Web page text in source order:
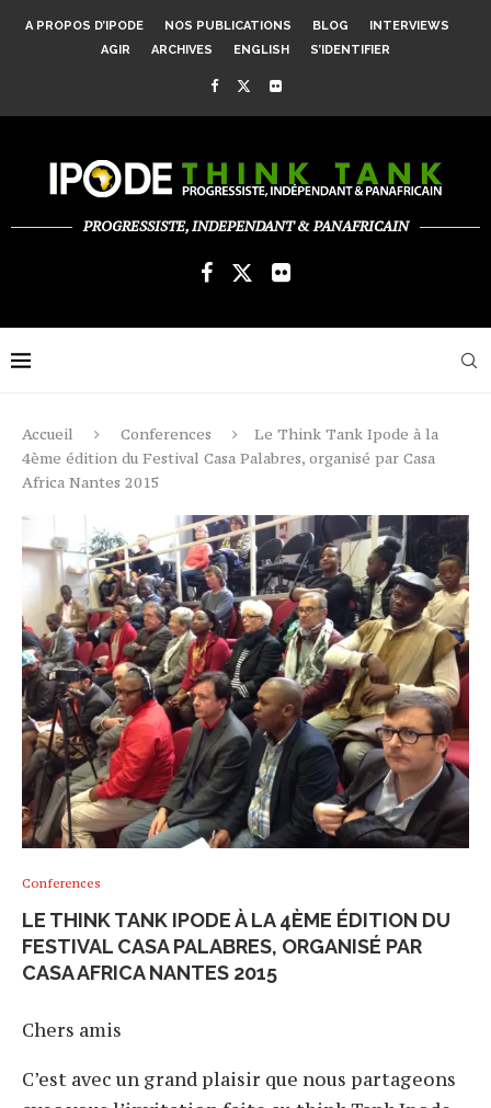
A PROPOS D’IPODE NOS PUBLICATIONS BLOG
INTERVIEWS
AGIR
ARCHIVES ENGLISH S’IDENTIFIER
PROGRESSISTE, INDEPENDANT & PANAFRICAIN
Accueil Conferences
Le Think Tank Ipode à la
4ème édition du Festival Casa Palabres, organisé par Casa
Africa Nantes 2015
Conferences
LE THINK TANK IPODE À LA 4ÈME ÉDITION DU
FESTIVAL CASA PALABRES, ORGANISÉ PAR
CASA AFRICA NANTES 2015
Chers amis
C’est avec un grand plaisir que nous partageons